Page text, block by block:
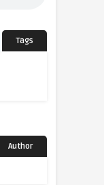
Tags
Author